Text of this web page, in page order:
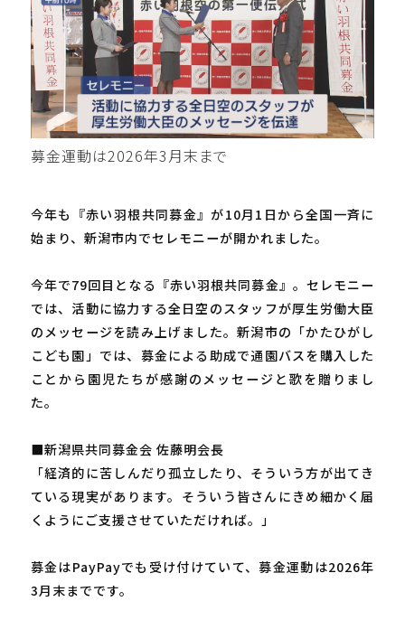
募金運動は2026年3月末まで
今年も『赤い羽根共同募金』が10月1日から全国一斉に
始まり、新潟市内でセレモニーが開かれました。
今年で79回目となる『赤い羽根共同募金』。セレモニー
では、活動に協力する全日空のスタッフが厚生労働大臣
のメッセージを読み上げました。新潟市の「かたひがし
こども園」では、募金による助成で通園バスを購入した
ことから園児たちが感謝のメッセージと歌を贈りまし
た。
■新潟県共同募金会 佐藤明会長
「経済的に苦しんだり孤立したり、そういう方が出てき
ている現実があります。そういう皆さんにきめ細かく届
くようにご支援させていただければ。」
募金はPayPayでも受け付けていて、募金運動は2026年
3月末までです。